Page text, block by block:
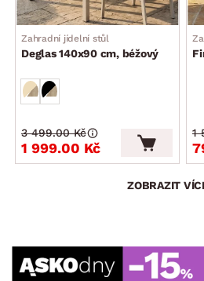
Zahradní jídelní stůl
Deglas 140x90 cm, béžový
1 999.00 Kč
3 499.00 Kč 1
ZOBRAZIT